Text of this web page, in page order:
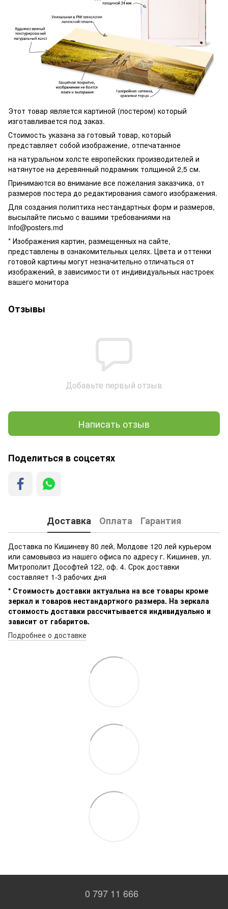
Этот товар является картиной (постером) который
изготавливается под заказ.
Стоимость указана за готовый товар, который
представляет собой изображение, отпечатанное
на натуральном холсте европейских производителей и
натянутое на деревянный подрамник толщиной 2,5 см.
Принимаются во внимание все пожелания заказчика, от
размеров постера до редактирования самого изображения.
Для создания полиптиха нестандартных форм и размеров,
высылайте письмо c вашими требованиями на
info@posters.md
* Изображения картин, размещенных на сайте,
представлены в ознакомительных целях. Цвета и оттенки
готовой картины могут незначительно отличаться от
изображений, в зависимости от индивидуальных настроек
вашего монитора
Отзывы
Добавьте первый отзыв
Написать отзыв
Поделиться в соцсетях
Доставка Оплата Гарантия
Доставка по Кишиневу 80 лей, Молдове 120 лей курьером
или самовывоз из нашего офиса по адресу г. Кишинев, ул.
Митрополит Дософтей 122, оф. 4. Срок доставки
составляет 1-3 рабочих дня
* Стоимость доставки актуальна на все товары кроме
зеркал и товаров нестандартного размера. На зеркала
стоимость доставки рассчитывается индивидуально и
зависит от габаритов.
Подробнее о доставке
0 797 11 666